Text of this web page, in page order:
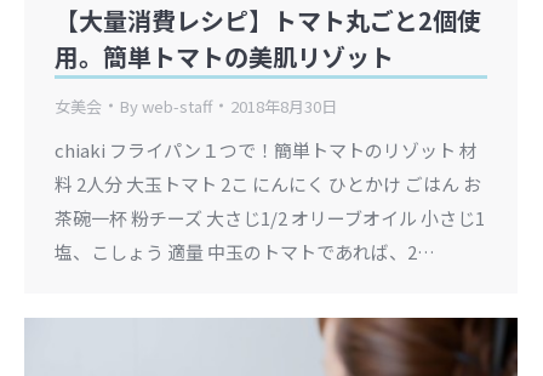
【大量消費レシピ】トマト丸ごと2個使
用。簡単トマトの美肌リゾット
女美会 Byweb-staff 2018年8月30日
chiaki フライパン１つで！簡単トマトのリゾット 材
料 2人分 大玉トマト 2こ にんにく ひとかけ ごはん お
茶碗一杯 粉チーズ 大さじ1/2 オリーブオイル 小さじ1
塩、こしょう 適量 中玉のトマトであれば、2…